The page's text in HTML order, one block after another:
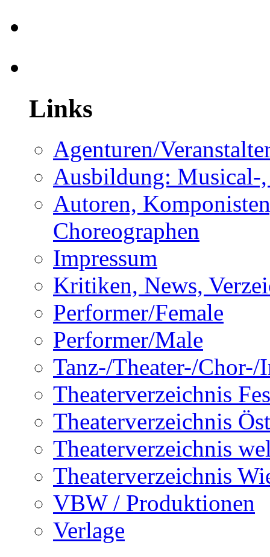
Links
Agenturen/
Ausbildung: Musical-,
Autoren,
Choreographen
Impressum
Kritiken, News,
Performer/Female
Performer/Male
Tanz-/Theater-/Chor-/
Theaterverzeichnis
Theaterverzeichnis
Theaterverzeichnis
Theaterverzeichnis
VBW / Produktionen
Verlage